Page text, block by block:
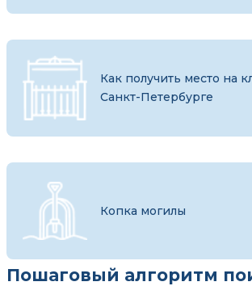
Как получить место на
Санкт-Петербурге
Копка могилы
Пошаговый алгоритм